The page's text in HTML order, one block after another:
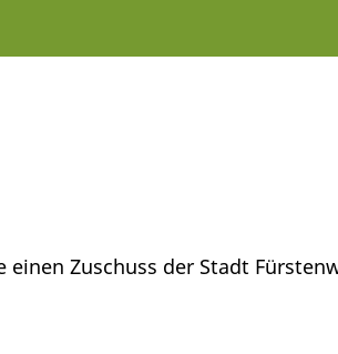
Zuschuss der Stadt